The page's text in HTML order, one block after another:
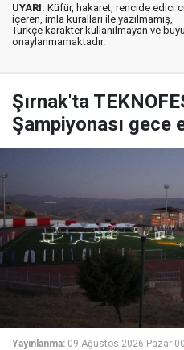
UYARI: Küfür, hakaret, rencide edici
içeren, imla kuralları ile yazılmamış,
Türkçe karakter kullanılmayan ve
onaylanmamaktadır.
Şırnak'ta
Şampiyonası gece
Yayınlanma: 09 Ağustos 2026 Pazar